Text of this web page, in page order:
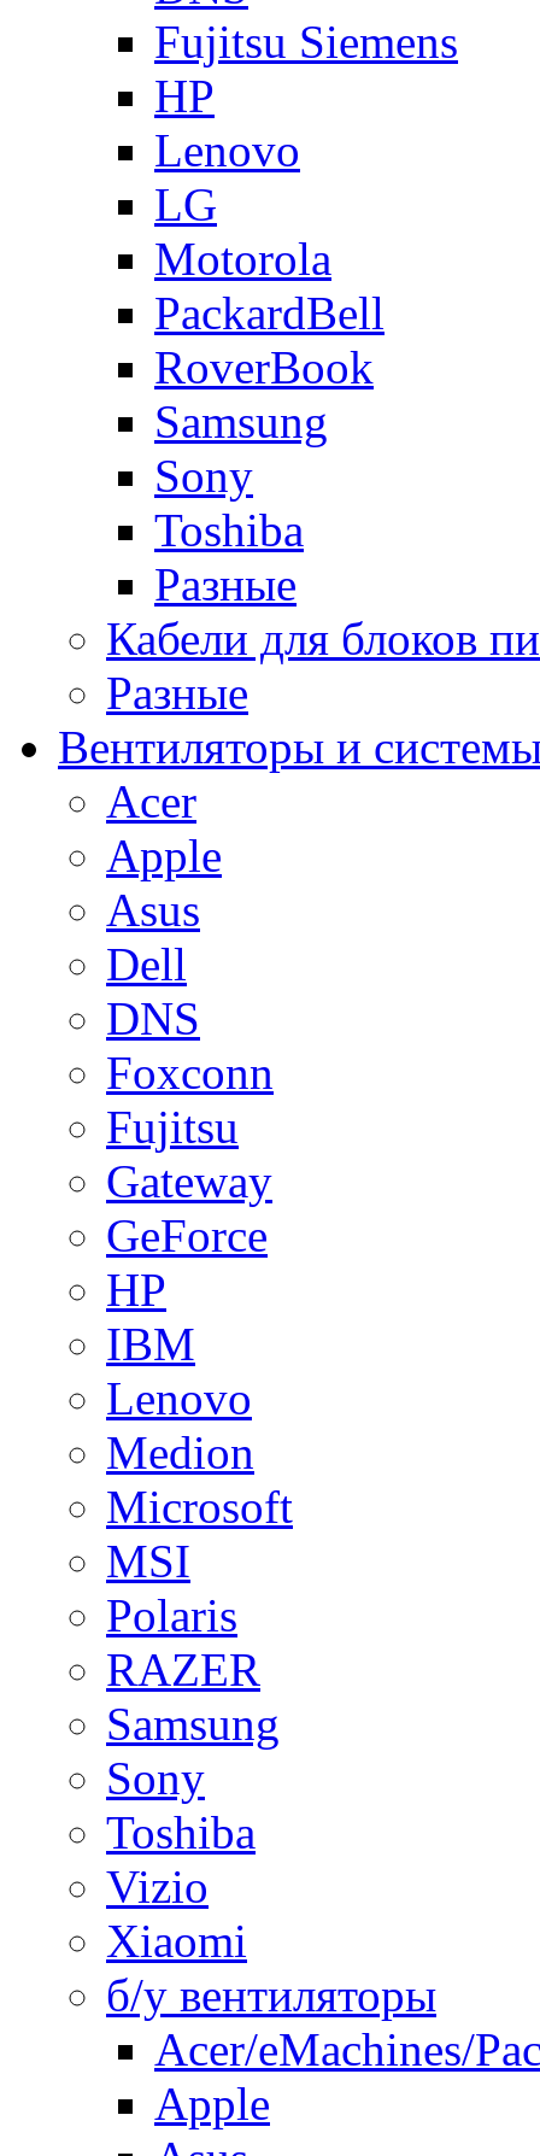
Fujitsu Siemens
HP
Lenovo
LG
Motorola
PackardBell
RoverBook
Samsung
Sony
Toshiba
Разные
Кабели для блоков
Разные
Вентиляторы и
Acer
Apple
Asus
Dell
DNS
Foxconn
Fujitsu
Gateway
GeForce
HP
IBM
Lenovo
Medion
Microsoft
MSI
Polaris
RAZER
Samsung
Sony
Toshiba
Vizio
Xiaomi
б/у вентиляторы
Acer/eMachines/
Apple